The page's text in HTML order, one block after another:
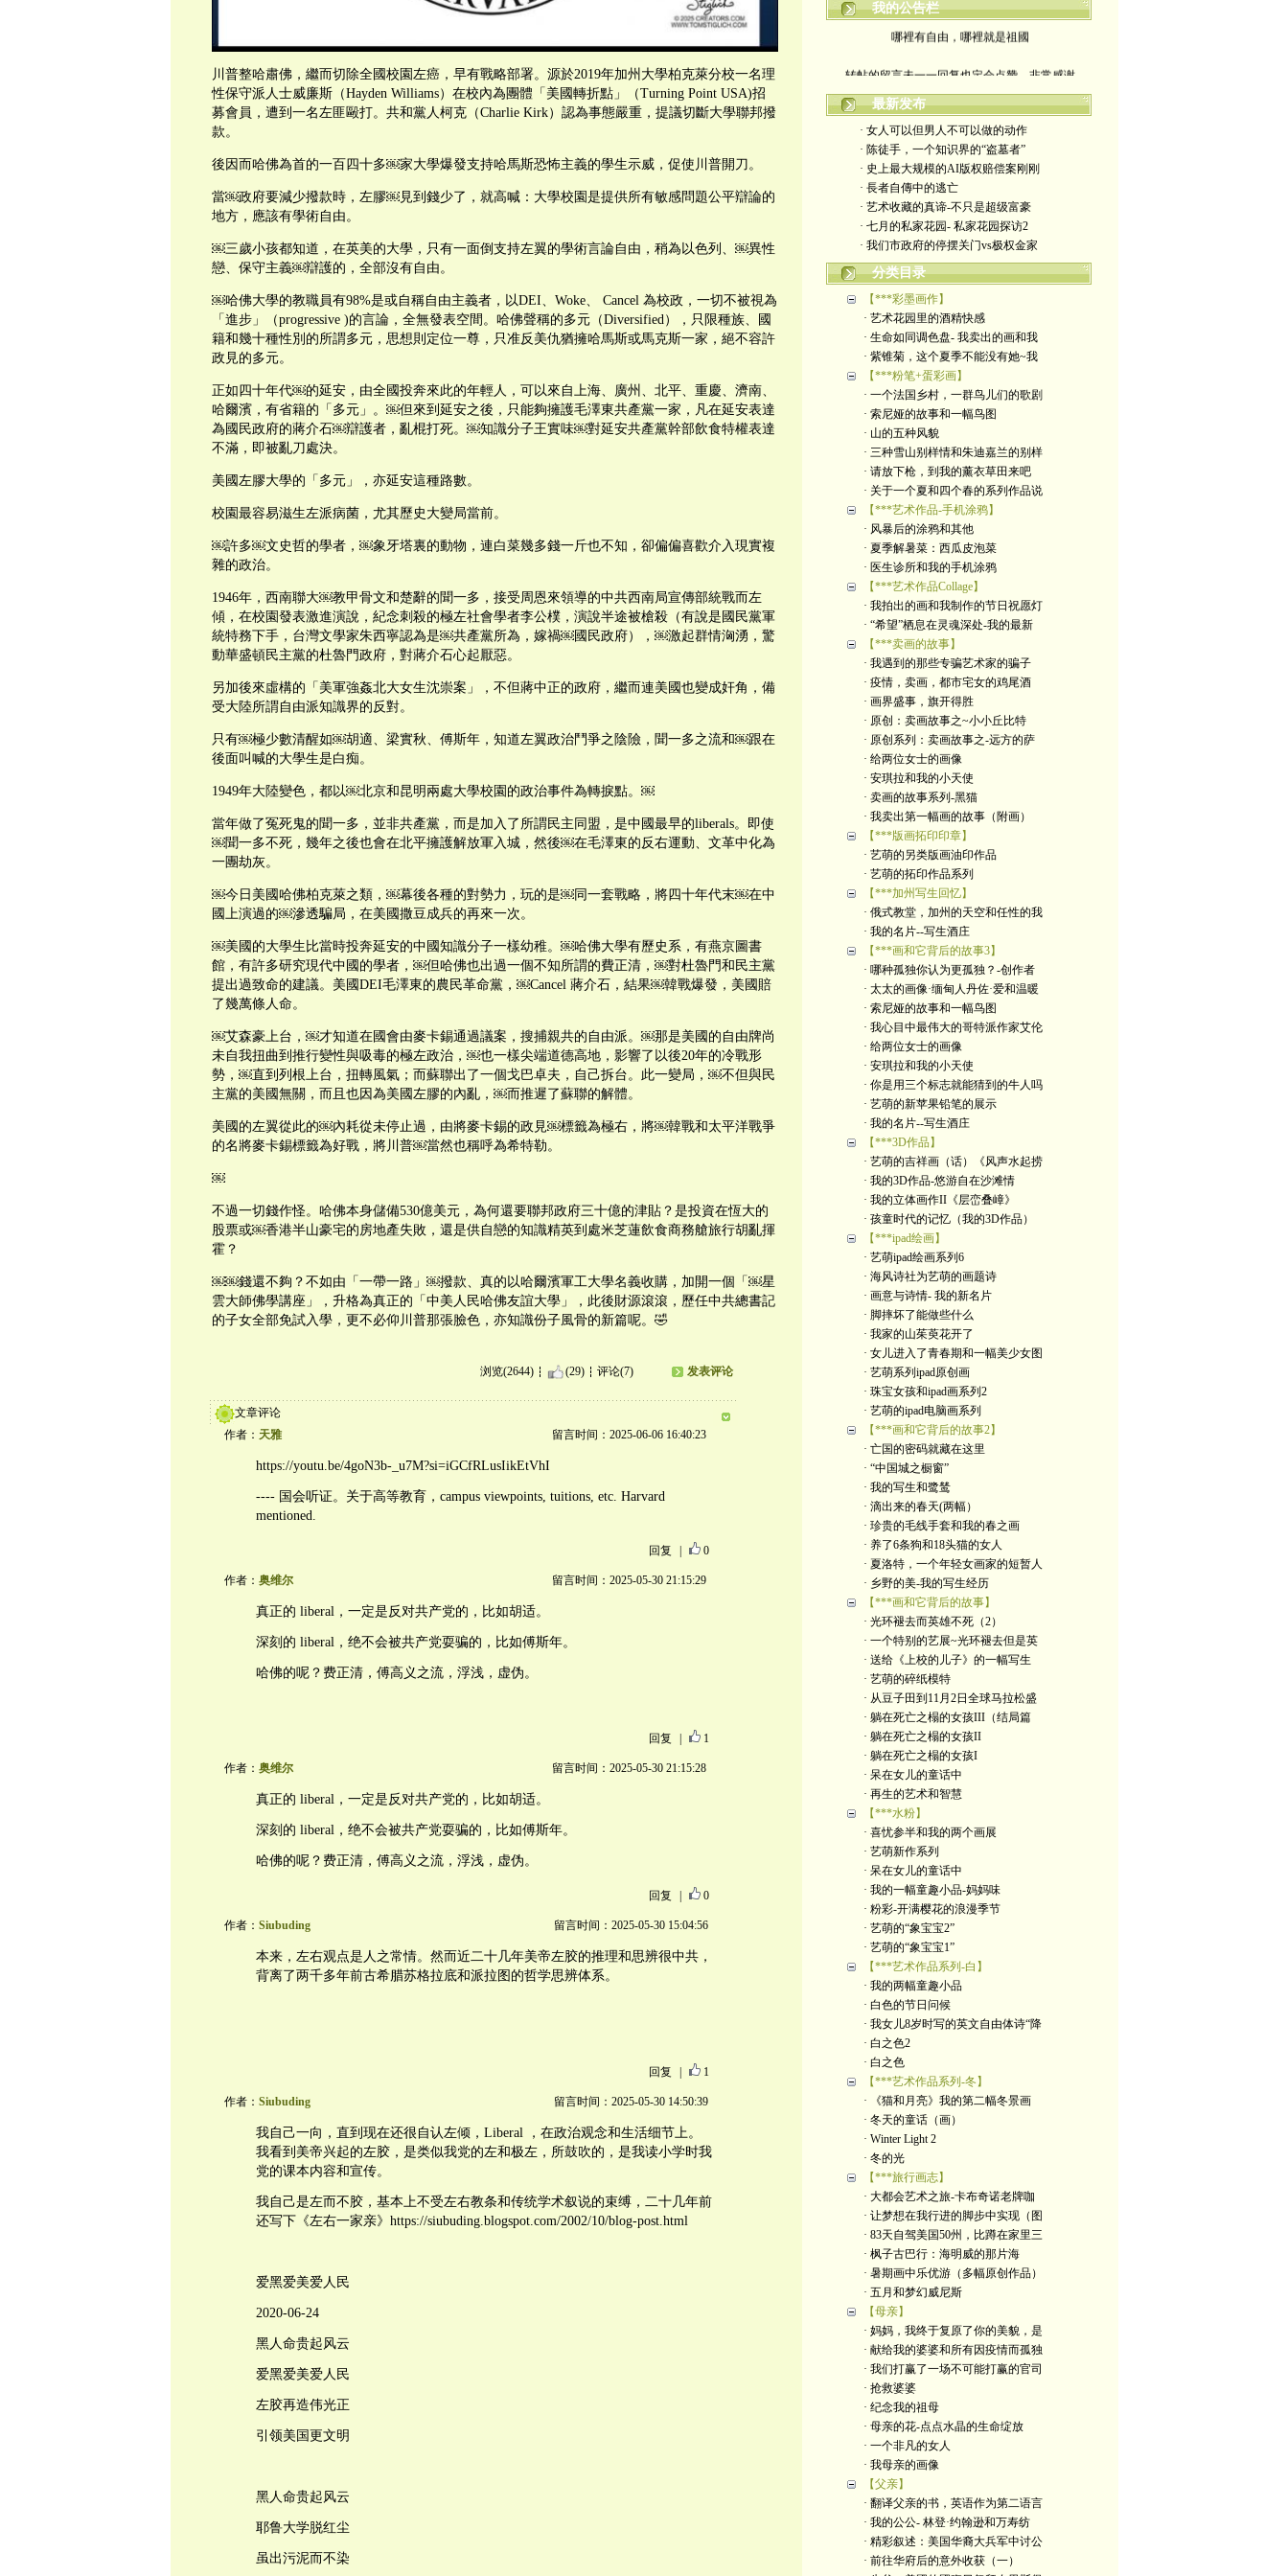
川普整哈肅佛，繼而切除全國校園左癌，早有戰略部署。源於2019年加州大學柏克萊分校一名理
性保守派人士威廉斯（Hayden Williams）在校內為團體「美國轉折點」（Turning Point USA)招
募會員，遭到一名左匪毆打。共和黨人柯克（Charlie Kirk）認為事態嚴重，提議切斷大學聯邦撥
款。
後因而哈佛為首的一百四十多￼家大學爆發支持哈馬斯恐怖主義的學生示威，促使川普開刀。
當￼政府要減少撥款時，左膠￼見到錢少了，就高喊：大學校園是提供所有敏感問題公平辯論的
地方，應該有學術自由。
￼三歲小孩都知道，在英美的大學，只有一面倒支持左翼的學術言論自由，稍為以色列、￼異性
戀、保守主義￼辯護的，全部沒有自由。
￼哈佛大學的教職員有98%是或自稱自由主義者，以DEI、Woke、 Cancel 為校政，一切不被視為
「進步」（progressive )的言論，全無發表空間。哈佛聲稱的多元（Diversified），只限種族、國
籍和幾十種性別的所謂多元，思想則定位一尊，只准反美仇猶擁哈馬斯或馬克斯一家，絕不容許
政見的多元。
正如四十年代￼的延安，由全國投奔來此的年輕人，可以來自上海、廣州、北平、重慶、濟南、
哈爾濱，有省籍的「多元」。￼但來到延安之後，只能夠擁護毛澤東共產黨一家，凡在延安表達
為國民政府的蔣介石￼辯護者，亂棍打死。￼知識分子王實味￼對延安共產黨幹部飲食特權表達
不滿，即被亂刀處決。
美國左膠大學的「多元」，亦延安這種路數。
校園最容易滋生左派病菌，尤其歷史大變局當前。
￼許多￼文史哲的學者，￼象牙塔裏的動物，連白菜幾多錢一斤也不知，卻偏偏喜歡介入現實複
雜的政治。
1946年，西南聯大￼教甲骨文和楚辭的聞一多，接受周恩來領導的中共西南局宣傳部統戰而左
傾，在校園發表激進演說，紀念刺殺的極左社會學者李公樸，演說半途被槍殺（有說是國民黨軍
統特務下手，台灣文學家朱西寧認為是￼共產黨所為，嫁禍￼國民政府），￼激起群情洶湧，驚
動華盛頓民主黨的杜魯門政府，對蔣介石心起厭惡。
另加後來虛構的「美軍強姦北大女生沈崇案」，不但蔣中正的政府，繼而連美國也變成奸角，備
受大陸所謂自由派知識界的反對。
只有￼極少數清醒如￼胡適、梁實秋、傅斯年，知道左翼政治鬥爭之陰險，聞一多之流和￼跟在
後面叫喊的大學生是白痴。
1949年大陸變色，都以￼北京和昆明兩處大學校園的政治事件為轉捩點。￼
當年做了冤死鬼的聞一多，並非共產黨，而是加入了所謂民主同盟，是中國最早的liberals。即使
￼聞一多不死，幾年之後也會在北平擁護解放軍入城，然後￼在毛澤東的反右運動、文革中化為
一團劫灰。
￼今日美國哈佛柏克萊之類，￼幕後各種的對勢力，玩的是￼同一套戰略，將四十年代末￼在中
國上演過的￼滲透騙局，在美國撒豆成兵的再來一次。
￼美國的大學生比當時投奔延安的中國知識分子一樣幼稚。￼哈佛大學有歷史系，有燕京圖書
館，有許多研究現代中國的學者，￼但哈佛也出過一個不知所謂的費正清，￼對杜魯門和民主黨
提出過致命的建議。美國DEI毛澤東的農民革命黨，￼Cancel 蔣介石，結果￼韓戰爆發，美國賠
了幾萬條人命。
￼艾森豪上台，￼才知道在國會由麥卡錫通過議案，搜捕親共的自由派。￼那是美國的自由牌尚
未自我扭曲到推行變性與吸毒的極左政治，￼也一樣尖端道德高地，影響了以後20年的冷戰形
勢，￼直到列根上台，扭轉風氣；而蘇聯出了一個戈巴卓夫，自己拆台。此一變局，￼不但與民
主黨的美國無關，而且也因為美國左膠的內亂，￼而推遲了蘇聯的解體。
美國的左翼從此的￼內耗從未停止過，由將麥卡錫的政見￼標籤為極右，將￼韓戰和太平洋戰爭
的名將麥卡錫標籤為好戰，將川普￼當然也稱呼為希特勒。
￼
不過一切錢作怪。哈佛本身儲備530億美元，為何還要聯邦政府三十億的津貼？是投資在恆大的
股票或￼香港半山豪宅的房地產失敗，還是供自戀的知識精英到處米芝蓮飲食商務艙旅行胡亂揮
霍？
￼￼錢還不夠？不如由「一帶一路」￼撥款、真的以哈爾濱軍工大學名義收購，加開一個「￼星
雲大師佛學講座」，升格為真正的「中美人民哈佛友誼大學」，此後財源滾滾，歷任中共總書記
的子女全部免試入學，更不必仰川普那張臉色，亦知識份子風骨的新篇呢。🤣
浏览(2644) (29) 评论(7) 发表评论
文章评论
作者： 天雅 留言时间：2025-06-06 16:40:23
https://youtu.be/4goN3b-_u7M?si=iGCfRLusIikEtVhI
---- 国会听证。关于高等教育，campus viewpoints, tuitions, etc. Harvard
mentioned.
回复 0
作者： 奥维尔 留言时间：2025-05-30 21:15:29
真正的 liberal，一定是反对共产党的，比如胡适。
深刻的 liberal，绝不会被共产党耍骗的，比如傅斯年。
哈佛的呢？费正清，傅高义之流，浮浅，虚伪。
回复 1
作者： 奥维尔 留言时间：2025-05-30 21:15:28
真正的 liberal，一定是反对共产党的，比如胡适。
深刻的 liberal，绝不会被共产党耍骗的，比如傅斯年。
哈佛的呢？费正清，傅高义之流，浮浅，虚伪。
回复 0
作者： Siubuding 留言时间：2025-05-30 15:04:56
本来，左右观点是人之常情。然而近二十几年美帝左胶的推理和思辨很中共，
背离了两千多年前古希腊苏格拉底和派拉图的哲学思辨体系。
回复 1
作者： Siubuding 留言时间：2025-05-30 14:50:39
我自己一向，直到现在还很自认左倾，Liberal ，在政治观念和生活细节上。
我看到美帝兴起的左胶，是类似我党的左和极左，所鼓吹的，是我读小学时我
党的课本内容和宣传。
我自己是左而不胶，基本上不受左右教条和传统学术叙说的束缚，二十几年前
还写下《左右一家亲》https://siubuding.blogspot.com/2002/10/blog-post.html
爱黑爱美爱人民
2020-06-24
黑人命贵起风云
爱黑爱美爱人民
左胶再造伟光正
引领美国更文明
黑人命贵起风云
耶鲁大学脱红尘
虽出污泥而不染
我的公告栏
哪裡有自由，哪裡就是祖國
yimengling53@yahoo.com
有意收藏者请私信我，感谢一贯支持
政治转载不一定代表本人意见
艺术博客：https://yimengl.blog
目录中标注星号的为本人艺术原创
最新发布
· 女人可以但男人不可以做的动作
· 陈徒手，一个知识界的“盗墓者”
· 史上最大规模的AI版权赔偿案刚刚
· 長者自傳中的逃亡
· 艺术收藏的真谛-不只是超级富豪
· 七月的私家花园- 私家花园探访2
· 我们市政府的停摆关门vs极权金家
分类目录
【***彩墨画作】
· 艺术花园里的酒精快感
· 生命如同调色盘- 我卖出的画和我
· 紫锥菊，这个夏季不能没有她~我
【***粉笔+蛋彩画】
· 一个法国乡村，一群鸟儿们的歌剧
· 索尼娅的故事和一幅鸟图
· 山的五种风貌
· 三种雪山别样情和朱迪嘉兰的别样
· 请放下枪，到我的薰衣草田来吧
· 关于一个夏和四个春的系列作品说
【***艺术作品-手机涂鸦】
· 风暴后的涂鸦和其他
· 夏季解暑菜：西瓜皮泡菜
· 医生诊所和我的手机涂鸦
【***艺术作品Collage】
· 我拍出的画和我制作的节日祝愿灯
· “希望”栖息在灵魂深处-我的最新
【***卖画的故事】
· 我遇到的那些专骗艺术家的骗子
· 疫情，卖画，都市宅女的鸡尾酒
· 画界盛事，旗开得胜
· 原创：卖画故事之~小小丘比特
· 原创系列：卖画故事之-远方的萨
· 给两位女士的画像
· 安琪拉和我的小天使
· 卖画的故事系列-黑猫
· 我卖出第一幅画的故事（附画）
【***版画拓印印章】
· 艺萌的另类版画油印作品
· 艺萌的拓印作品系列
【***加州写生回忆】
· 俄式教堂，加州的天空和任性的我
· 我的名片--写生酒庄
【***画和它背后的故事3】
· 哪种孤独你认为更孤独？-创作者
· 太太的画像·缅甸人丹佐·爱和温暖
· 索尼娅的故事和一幅鸟图
· 我心目中最伟大的哥特派作家艾伦
· 给两位女士的画像
· 安琪拉和我的小天使
· 你是用三个标志就能猜到的牛人吗
· 艺萌的新苹果铅笔的展示
· 我的名片--写生酒庄
【***3D作品】
· 艺萌的吉祥画（话）《风声水起捞
· 我的3D作品-悠游自在沙滩情
· 我的立体画作II《层峦叠嶂》
· 孩童时代的记忆（我的3D作品）
【***ipad绘画】
· 艺萌ipad绘画系列6
· 海风诗社为艺萌的画题诗
· 画意与诗情- 我的新名片
· 脚摔坏了能做些什么
· 我家的山茱萸花开了
· 女儿进入了青春期和一幅美少女图
· 艺萌系列ipad原创画
· 珠宝女孩和ipad画系列2
· 艺萌的ipad电脑画系列
【***画和它背后的故事2】
· 亡国的密码就藏在这里
· “中国城之橱窗”
· 我的写生和鹭鸶
· 滴出来的春天(两幅）
· 珍贵的毛线手套和我的春之画
· 养了6条狗和18头猫的女人
· 夏洛特，一个年轻女画家的短暂人
· 乡野的美-我的写生经历
【***画和它背后的故事】
· 光环褪去而英雄不死（2）
· 一个特别的艺展~光环褪去但是英
· 送给《上校的儿子》的一幅写生
· 艺萌的碎纸模特
· 从豆子田到11月2日全球马拉松盛
· 躺在死亡之榻的女孩III（结局篇
· 躺在死亡之榻的女孩II
· 躺在死亡之榻的女孩I
· 呆在女儿的童话中
· 再生的艺术和智慧
【***水粉】
· 喜忧参半和我的两个画展
· 艺萌新作系列
· 呆在女儿的童话中
· 我的一幅童趣小品-妈妈味
· 粉彩-开满樱花的浪漫季节
· 艺萌的“象宝宝2”
· 艺萌的“象宝宝1”
【***艺术作品系列-白】
· 我的两幅童趣小品
· 白色的节日问候
· 我女儿8岁时写的英文自由体诗“降
· 白之色2
· 白之色
【***艺术作品系列-冬】
· 《猫和月亮》我的第二幅冬景画
· 冬天的童话（画）
· Winter Light 2
· 冬的光
【***旅行画志】
· 大都会艺术之旅-卡布奇诺老牌咖
· 让梦想在我行进的脚步中实现（图
· 83天自驾美国50州，比蹲在家里三
· 枫子古巴行：海明威的那片海
· 暑期画中乐优游（多幅原创作品）
· 五月和梦幻威尼斯
【母亲】
· 妈妈，我终于复原了你的美貌，是
· 献给我的婆婆和所有因疫情而孤独
· 我们打赢了一场不可能打赢的官司
· 抢救婆婆
· 纪念我的祖母
· 母亲的花-点点水晶的生命绽放
· 一个非凡的女人
· 我母亲的画像
【父亲】
· 翻译父亲的书，英语作为第二语言
· 我的公公- 林登·约翰逊和万寿纺
· 精彩叙述：美国华裔大兵军中讨公
· 前往华府后的意外收获（一）